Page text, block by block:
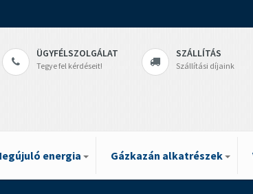
ÜGYFÉLSZOLGÁLAT
Tegye fel kérdéseit!
SZÁLLÍTÁS
Szállítási díjaink
energia Gázkazán alkatrészek